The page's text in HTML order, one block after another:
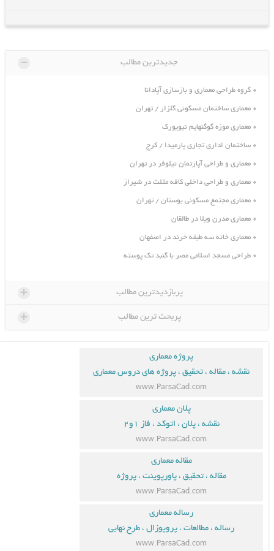
جدیدترین مطالب -
گروه طراحی معماری و بازسازی آپادانا
معماری ساختمان مسکونی گلزار / تهران
معماری موزه گوگنهایم نیویورک
ساختمان اداری تجاری پارمیدا / کرج
معماری و طراحی آپارتمان نیلوفر در تهران
معماری و طراحی داخلی کافه مثلث در شیراز
معماری مجتمع مسکونی بوستان / تهران
معماری مدرن ویلا در طالقان
معماری خانه سه طبقه خرند در اصفهان
طراحی مسجد اسلامی مصر با گنبد تک پوسته
پربازدیدترین مطالب +
پربحث ترین مطالب +
پروژه معماری
نقشه ، مقاله ، تحقیق ، پروژه های دروس معماری
www.ParsaCad.com
پلان معماری
نقشه ، پلان ، اتوکد ، فاز ۱و۲
www.ParsaCad.com
مقاله معماری
مقاله ، تحقیق ، پاورپوینت ، پروژه
www.ParsaCad.com
رساله معماری
رساله ، مطالعات ، پروپوزال ، طرح نهایی
www.ParsaCad.com